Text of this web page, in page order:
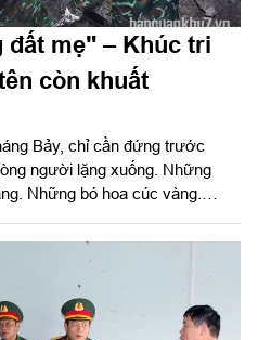
đất mẹ" – Khúc tri
còn khuất
Bảy, chỉ cần đứng trước
người lặng xuống. Những
Những bó hoa cúc vàng.
bia chỉ ghi vỏn vẹn: "Liệt sĩ
Đó là những khoảng lặng chưa